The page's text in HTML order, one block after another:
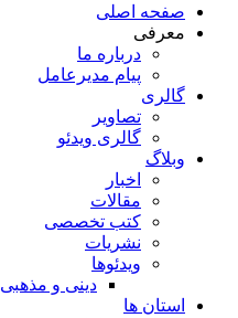
صفحه اصلی
معرفی
درباره ما
پیام مدیرعامل
گالری
تصاویر
گالری ویدئو
وبلاگ
اخبار
مقالات
کتب تخصصی
نشریات
ویدئوها
دینی و مذهبی
استان ها